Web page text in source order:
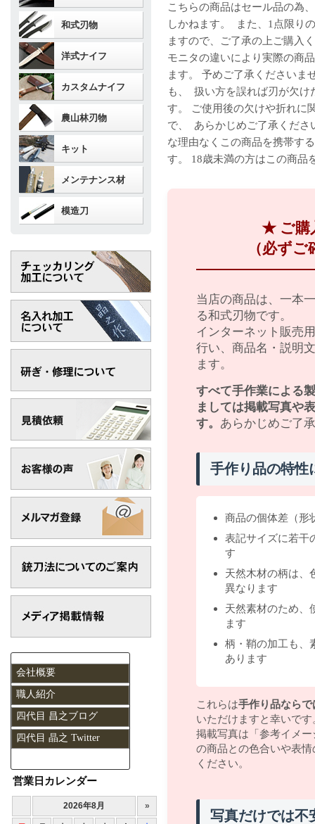
こちらの商品はセール品の為
しかねます。 また、1点限り
ますので、ご了承の上ご購入
モニタの違いにより実際の商
ます。 予めご了承くださいま
も、 扱い方を誤れば刃が欠け
す。 ご使用後の欠けや折れに
で、 あらかじめご了承くださ
な理由なくこの商品を携帯す
す。 18歳未満の方はこの商品
★ ご購
（必ず
当店の商品は、一本
る和式刃物です。
インターネット販売
行い、商品名・説明
ます。
すべて手作業による
ましては掲載写真や
す。 あらかじめご了
手作り品の特性
商品の個体差（形
表記サイズに若干
す
天然木材の柄は、
異なります
天然素材のため、
ます
柄・鞘の加工も、
あります
これらは手作り品なら
いただけますと幸いです
掲載写真は「参考イメ
の商品との色合いや表
ください。
写真だけでは不
和式刃物
洋式ナイフ
カスタムナイフ
農山林刃物
キット
メンテナンス材
模造刀
会社概要
職人紹介
四代目 昌之ブログ
四代目 晶之 Twitter
営業日カレンダー